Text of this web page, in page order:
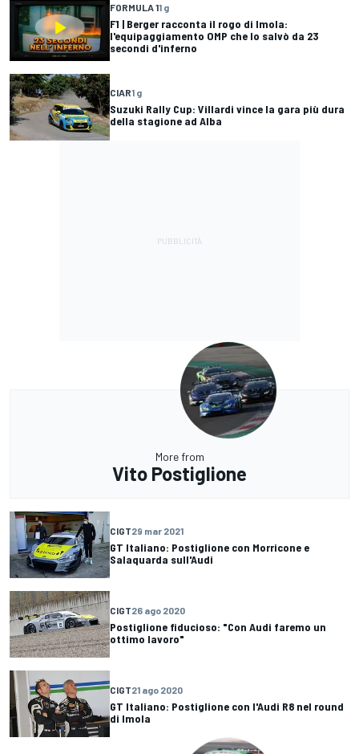
FORMULA 11 g
F1 | Berger racconta il rogo di Imola:
l'equipaggiamento OMP che lo salvò da 23
secondi d'inferno
CIAR1 g
Suzuki Rally Cup: Villardi vince la gara più dura
della stagione ad Alba
More from
Vito Postiglione
CIGT29 mar 2021
GT Italiano: Postiglione con Morricone e
Salaquarda sull'Audi
CIGT26 ago 2020
Postiglione fiducioso: "Con Audi faremo un
ottimo lavoro"
CIGT21 ago 2020
GT Italiano: Postiglione con l'Audi R8 nel round
di Imola